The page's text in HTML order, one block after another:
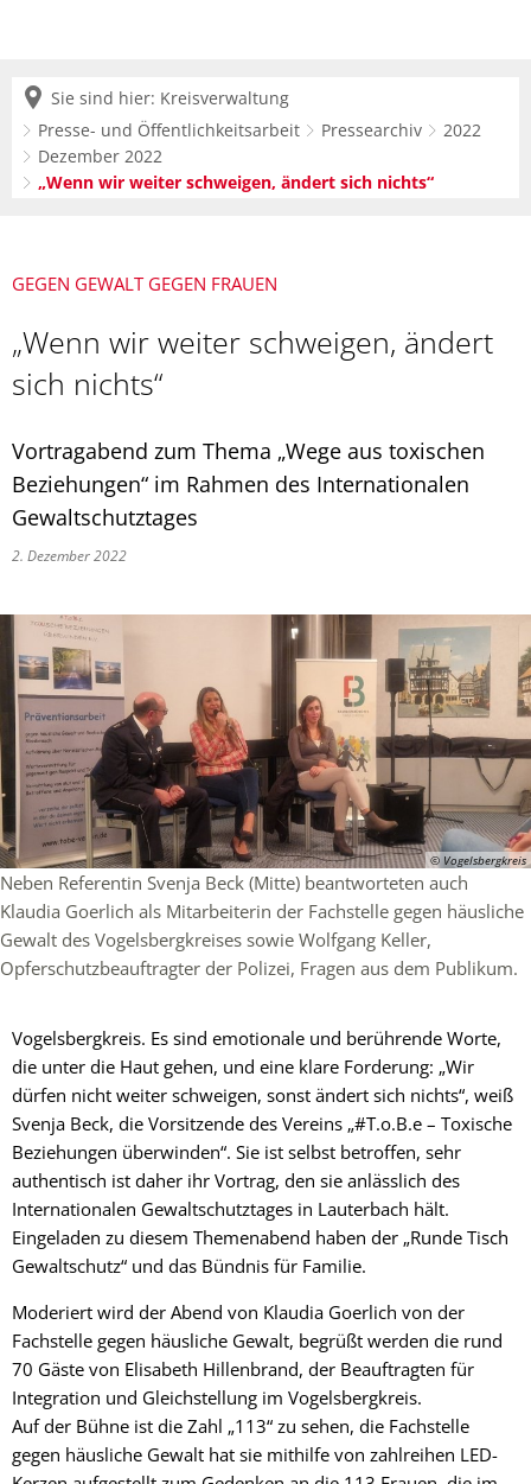
Sie sind hier: Kreisverwaltung
Presse- und Öffentlichkeitsarbeit
Pressearchiv
2022
Dezember 2022
„Wenn wir weiter schweigen, ändert sich nichts“
GEGEN GEWALT GEGEN FRAUEN
„Wenn wir weiter schweigen, ändert
sich nichts“
Vortragabend zum Thema „Wege aus toxischen
Beziehungen“ im Rahmen des Internationalen
Gewaltschutztages
2. Dezember 2022
© Vogelsbergkreis
Neben Referentin Svenja Beck (Mitte) beantworteten auch
Klaudia Goerlich als Mitarbeiterin der Fachstelle gegen häusliche
Gewalt des Vogelsbergkreises sowie Wolfgang Keller,
Opferschutzbeauftragter der Polizei, Fragen aus dem Publikum.
Vogelsbergkreis. Es sind emotionale und berührende Worte,
die unter die Haut gehen, und eine klare Forderung: „Wir
dürfen nicht weiter schweigen, sonst ändert sich nichts“, weiß
Svenja Beck, die Vorsitzende des Vereins „#T.o.B.e – Toxische
Beziehungen überwinden“. Sie ist selbst betroffen, sehr
authentisch ist daher ihr Vortrag, den sie anlässlich des
Internationalen Gewaltschutztages in Lauterbach hält.
Eingeladen zu diesem Themenabend haben der „Runde Tisch
Gewaltschutz“ und das Bündnis für Familie.
Moderiert wird der Abend von Klaudia Goerlich von der
Fachstelle gegen häusliche Gewalt, begrüßt werden die rund
70 Gäste von Elisabeth Hillenbrand, der Beauftragten für
Integration und Gleichstellung im Vogelsbergkreis.
Auf der Bühne ist die Zahl „113“ zu sehen, die Fachstelle
gegen häusliche Gewalt hat sie mithilfe von zahlreihen LED-